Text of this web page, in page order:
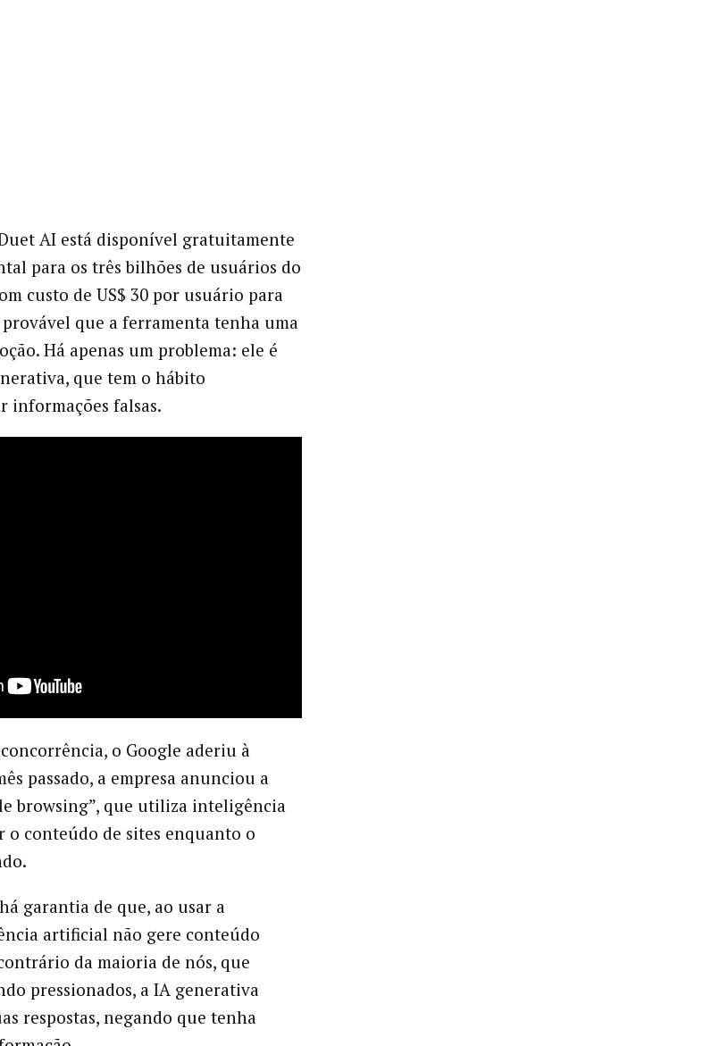
AI está disponível gratuitamente
para os três bilhões de usuários do
custo de US$ 30 por usuário para
provável que a ferramenta tenha uma
Há apenas um problema: ele é
que tem o hábito
informações falsas.
o Google aderiu à
passado, a empresa anunciou a
browsing”, que utiliza inteligência
conteúdo de sites enquanto o
garantia de que, ao usar a
artificial não gere conteúdo
da maioria de nós, que
pressionados, a IA generativa
respostas, negando que tenha